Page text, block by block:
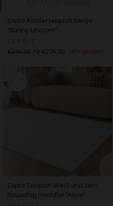
Esprit Kinderteppich beige
"Sunny Unicorn"
€249,00 Ab €204,00 18% gespart
Esprit Teppich Weiß und sehr
flauschig Hochflor "Alice"